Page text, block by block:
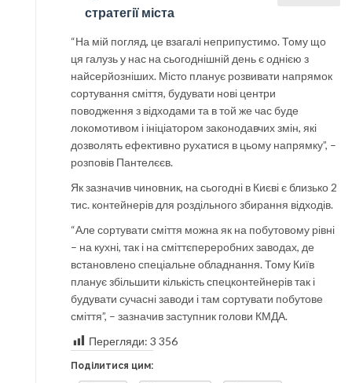
стратегії міста
“На мій погляд, це взагалі неприпустимо. Тому що
ця галузь у нас на сьогоднішній день є однією з
найсерйозніших. Місто планує розвивати напрямок
сортування сміття, будувати нові центри
поводження з відходами та в той же час буде
локомотивом і ініціатором законодавчих змін, які
дозволять ефективно рухатися в цьому напрямку”, –
розповів Пантелєєв.
Як зазначив чиновник, на сьогодні в Києві є близько 2
тис. контейнерів для роздільного збирання відходів.
“Але сортувати сміття можна як на побутовому рівні
– на кухні, так і на сміттєпереробних заводах, де
встановлено спеціальне обладнання. Тому Київ
планує збільшити кількість спецконтейнерів так і
будувати сучасні заводи і там сортувати побутове
сміття”, – зазначив заступник голови КМДА.
Перегляди: 3 356
Поділитися цим: